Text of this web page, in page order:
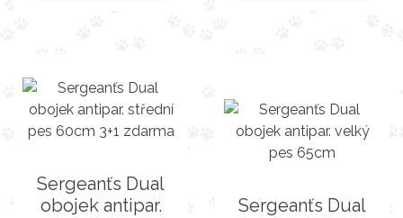
Sergeanťs Dual
obojek antipar.
Sergeanťs Dual